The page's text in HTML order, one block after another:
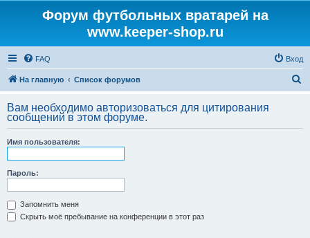
Форум футбольных вратарей на
www.keeper-shop.ru
FAQ Вход
На главную Список форумов
с
Вам необходимо авторизоваться для цитирования
сообщений в этом форуме.
Имя пользователя:
Пароль:
Запомнить меня
Скрыть моё пребывание на конференции в этот раз